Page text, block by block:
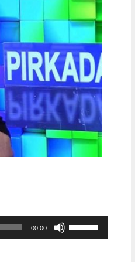
00:00
hangerő